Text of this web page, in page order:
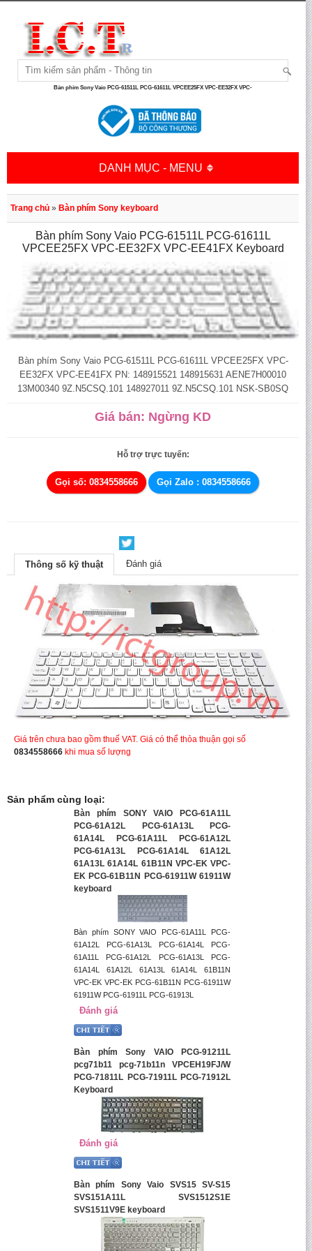
Bàn phím Sony Vaio PCG-61511L PCG-61611L VPCEE25FX VPC-EE32FX VPC-
DANH MỤC - MENU
Trang chủ » Bàn phím Sony keyboard
Bàn phím Sony Vaio PCG-61511L PCG-61611L
VPCEE25FX VPC-EE32FX VPC-EE41FX Keyboard
Bàn phím Sony Vaio PCG-61511L PCG-61611L VPCEE25FX VPC-
EE32FX VPC-EE41FX PN: 148915521 148915631 AENE7H00010
13M00340 9Z.N5CSQ.101 148927011 9Z.N5CSQ.101 NSK-SB0SQ
Giá bán: Ngừng KD
Hỗ trợ trực tuyến:
Gọi số: 0834558666 Gọi Zalo : 0834558666
Thông số kỹ thuật Đánh giá
Giá trên chưa bao gồm thuế VAT. Giá có thể thỏa thuận gọi số
0834558666 khi mua số lượng
Sản phẩm cùng loại:
Bàn phím SONY VAIO PCG-61A11L
PCG-61A12L PCG-61A13L PCG-
61A14L PCG-61A11L PCG-61A12L
PCG-61A13L PCG-61A14L 61A12L
61A13L 61A14L 61B11N VPC-EK VPC-
EK PCG-61B11N PCG-61911W 61911W
keyboard
Bàn phím SONY VAIO PCG-61A11L PCG-
61A12L PCG-61A13L PCG-61A14L PCG-
61A11L PCG-61A12L PCG-61A13L PCG-
61A14L 61A12L 61A13L 61A14L 61B11N
VPC-EK VPC-EK PCG-61B11N PCG-61911W
61911W PCG-61911L PCG-61913L
Đánh giá
Bàn phím Sony VAIO PCG-91211L
pcg71b11 pcg-71b11n VPCEH19FJ/W
PCG-71811L PCG-71911L PCG-71912L
Keyboard
Đánh giá
Bàn phím Sony Vaio SVS15 SV-S15
SVS151A11L SVS1512S1E
SVS1511V9E keyboard